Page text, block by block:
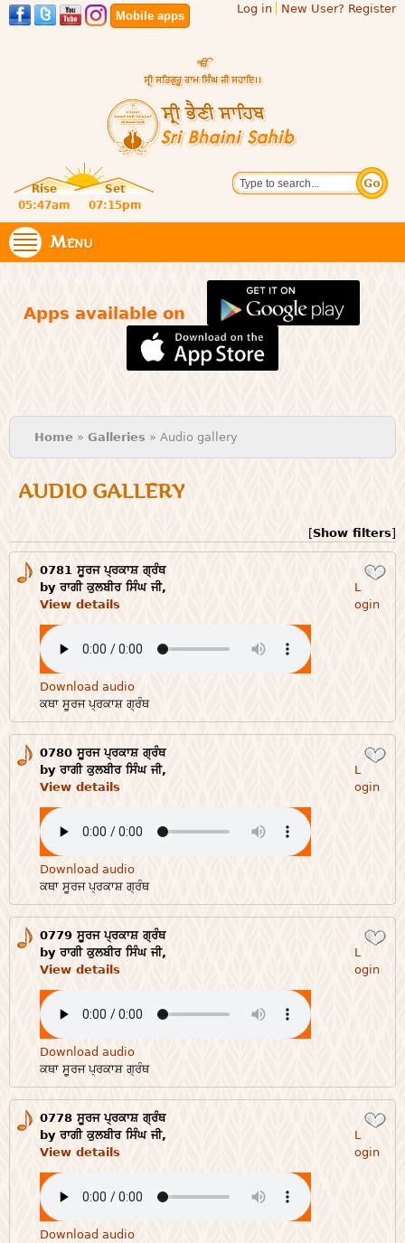
Skip to
main
Mobile apps
Log in New User? Register
Sri
Bhaini
Sahib
website
of central
religious
place for
Rise
Set
05:47am
07:15pm
Search
Menu
Apps available on
You are here
Home » Galleries » Audio gallery
AUDIO GALLERY
[Show filters]
0781 ਸੂਰਜ ਪ੍ਰਕਾਸ਼ ਗ੍ਰੰਥ
by ਰਾਗੀ ਕੁਲਬੀਰ ਸਿੰਘ ਜੀ,
View details
L
ogin
Download audio
ਕਥਾ ਸੂਰਜ ਪ੍ਰਕਾਸ਼ ਗ੍ਰੰਥ
0780 ਸੂਰਜ ਪ੍ਰਕਾਸ਼ ਗ੍ਰੰਥ
by ਰਾਗੀ ਕੁਲਬੀਰ ਸਿੰਘ ਜੀ,
View details
L
ogin
Download audio
ਕਥਾ ਸੂਰਜ ਪ੍ਰਕਾਸ਼ ਗ੍ਰੰਥ
0779 ਸੂਰਜ ਪ੍ਰਕਾਸ਼ ਗ੍ਰੰਥ
by ਰਾਗੀ ਕੁਲਬੀਰ ਸਿੰਘ ਜੀ,
View details
L
ogin
Download audio
ਕਥਾ ਸੂਰਜ ਪ੍ਰਕਾਸ਼ ਗ੍ਰੰਥ
0778 ਸੂਰਜ ਪ੍ਰਕਾਸ਼ ਗ੍ਰੰਥ
by ਰਾਗੀ ਕੁਲਬੀਰ ਸਿੰਘ ਜੀ,
View details
L
ogin
Download audio